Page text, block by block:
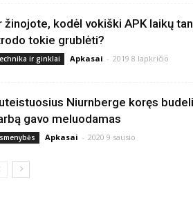
žinojote, kodėl vokiški APK laikų
tokie grublėti?
ir ginklai Apkasai - 2019 8 lapkričio
Niurnberge koręs
gavo meluodamas
Apkasai - 2020 9 sausio